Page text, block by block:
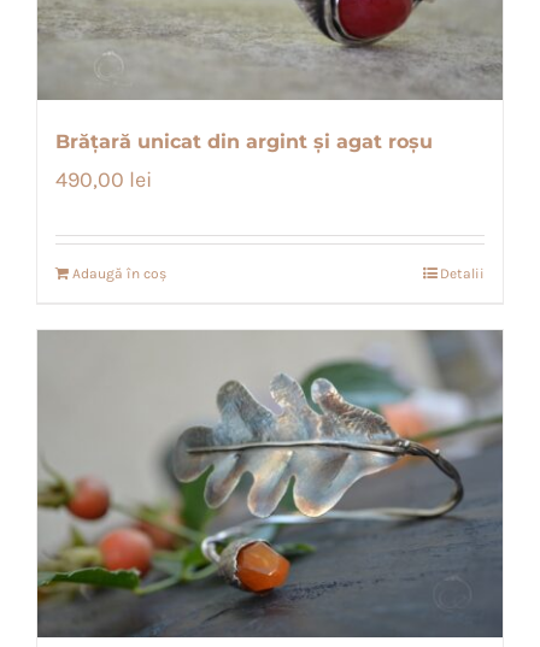
Brățară unicat din argint și agat roșu
490,00 lei
Adaugă în coș Detalii